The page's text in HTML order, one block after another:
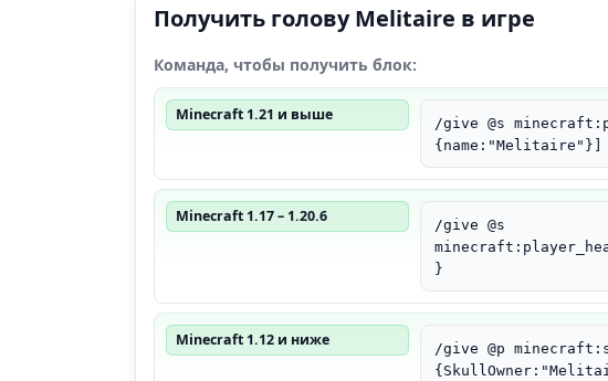
Получить голову Melitaire в игре
Команда, чтобы получить блок:
Minecraft 1.21 и выше
/give @s
{name:"Melitaire"}]
Minecraft 1.17 – 1.20.6
/give @s
}
Minecraft 1.12 и ниже
/give @p